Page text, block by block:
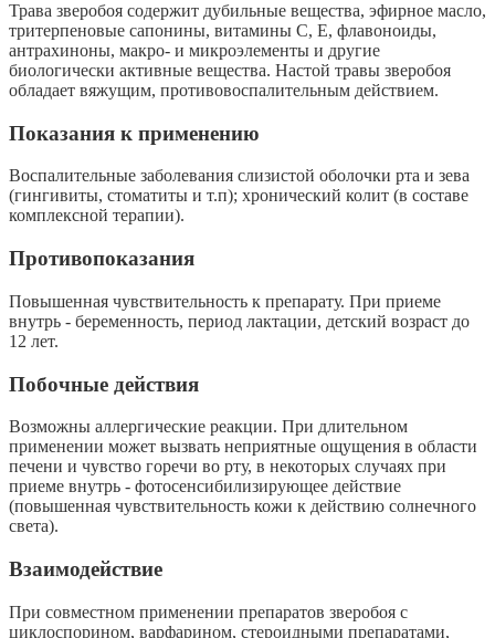
Трава зверобоя содержит дубильные вещества, эфирное масло,
тритерпеновые сапонины, витамины С, Е, флавоноиды,
антрахиноны, макро- и микроэлементы и другие
биологически активные вещества. Настой травы зверобоя
обладает вяжущим, противовоспалительным действием.
Показания к применению
Воспалительные заболевания слизистой оболочки рта и зева
(гингивиты, стоматиты и т.п); хронический колит (в составе
комплексной терапии).
Противопоказания
Повышенная чувствительность к препарату. При приеме
внутрь - беременность, период лактации, детский возраст до
12 лет.
Побочные действия
Возможны аллергические реакции. При длительном
применении может вызвать неприятные ощущения в области
печени и чувство горечи во рту, в некоторых случаях при
приеме внутрь - фотосенсибилизирующее действие
(повышенная чувствительность кожи к действию солнечного
света).
Взаимодействие
При совместном применении препаратов зверобоя с
циклоспорином, варфарином, стероидными препаратами,